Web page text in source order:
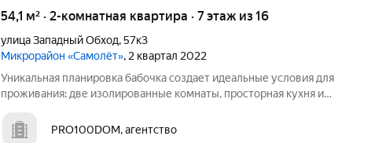
54,1 м² · 2-комнатная квартира · 7 этаж из 16
улица Западный Обход,57к3
Микрорайон «Самолёт», 2 квартал 2022
Уникальная планировка бабочка создает идеальные условия для
проживания: две изолированные комнаты, просторная кухня и
выполнен качественный современный ремонт, который позволит
PRO100DOM, агентство